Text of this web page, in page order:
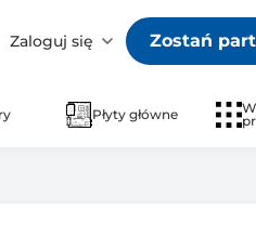
Zaloguj się Zostań
Płyty główne